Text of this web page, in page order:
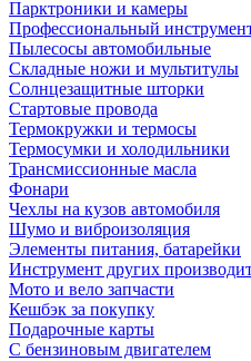
Парктроники и камеры
Профессиональный
Пылесосы автомобильные
Складные ножи и мультитулы
Солнцезащитные шторки
Стартовые провода
Термокружки и термосы
Термосумки и холодильники
Трансмиссионные масла
Фонари
Чехлы на кузов автомобиля
Шумо и виброизоляция
Элементы питания, батарейки
Инструмент других
Мото и вело запчасти
Кешбэк за покупку
Подарочные карты
С бензиновым двигателем